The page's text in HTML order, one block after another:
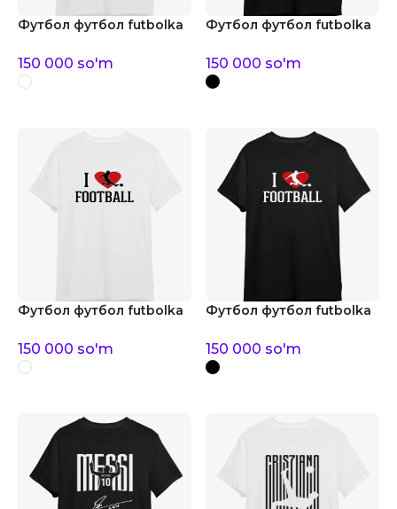
Футбол футбол futbolka
150 000 so'm
Футбол футбол futbolka
150 000 so'm
Футбол футбол futbolka
150 000 so'm
Футбол футбол futbolka
150 000 so'm